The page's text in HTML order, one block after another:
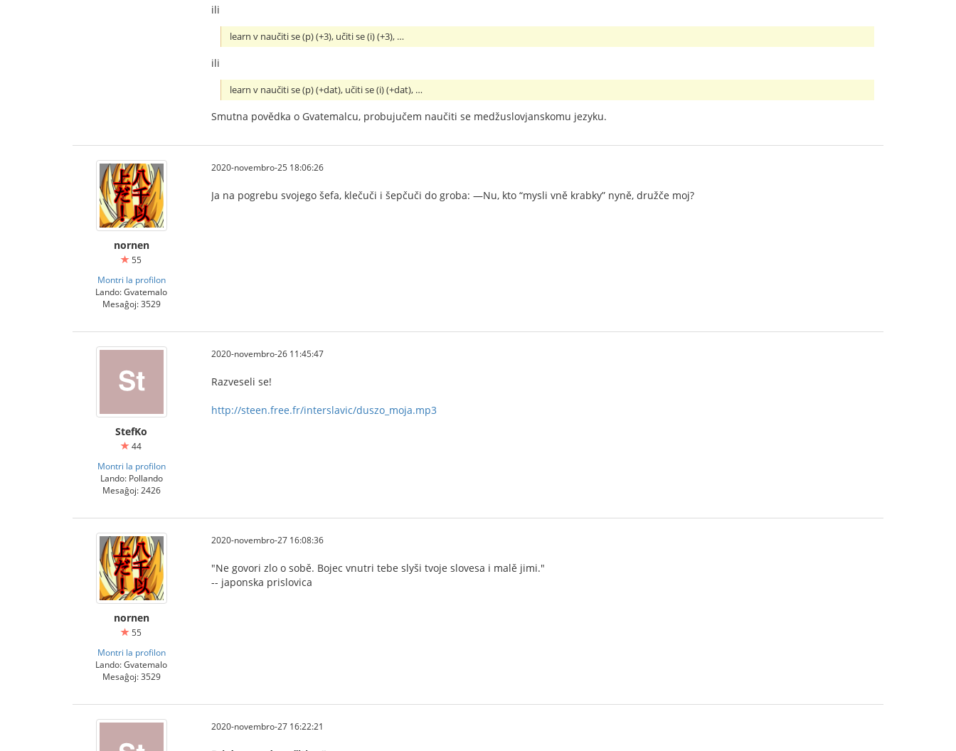
ili
learn v naučiti se (p) (+3), učiti se (i) (+3), …
ili
learn v naučiti se (p) (+dat), učiti se (i) (+dat), …
Smutna povědka o Gvatemalcu, probujučem naučiti se medžuslovjanskomu jezyku.
nornen
55
Montri la profilon
Lando: Gvatemalo
Mesaĝoj: 3529
2020-novembro-25 18:06:26
Ja na pogrebu svojego šefa, klečuči i šepčuči do groba: —Nu, kto “mysli vně krabky” nyně, družče moj?
StefKo
44
Montri la profilon
Lando: Pollando
Mesaĝoj: 2426
2020-novembro-26 11:45:47
Razveseli se!
http://steen.free.fr/interslavic/duszo_moja.mp3
nornen
55
Montri la profilon
Lando: Gvatemalo
Mesaĝoj: 3529
2020-novembro-27 16:08:36
"Ne govori zlo o sobě. Bojec vnutri tebe slyši tvoje slovesa i malě jimi."
-- japonska prislovica
2020-novembro-27 16:22:21